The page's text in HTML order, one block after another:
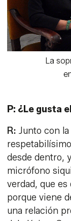
P: ¿Le gusta
R:Junto con
desde
verdad, que es
porque viene
una relación
del clásico.
intrínseco todo
país que es
P: Andalucía
R:Tengo una